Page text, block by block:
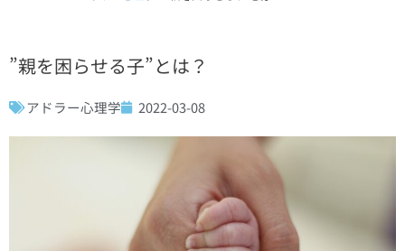
”親を困らせる子”とは？
アドラー心理学 2022-03-08